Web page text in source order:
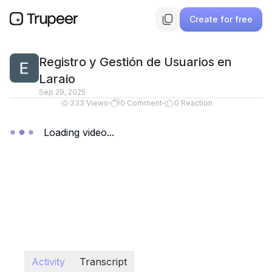
Create for free
Registro y Gestión de Usuarios en
Laraio
Sep 29, 2025
333 Views 0 Comment 0 Reaction
Loading video...
Activity Transcript